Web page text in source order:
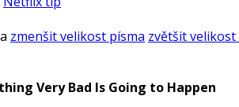
zmenšit velikost písma zvětšit velikost
Very Bad Is Going to Happen